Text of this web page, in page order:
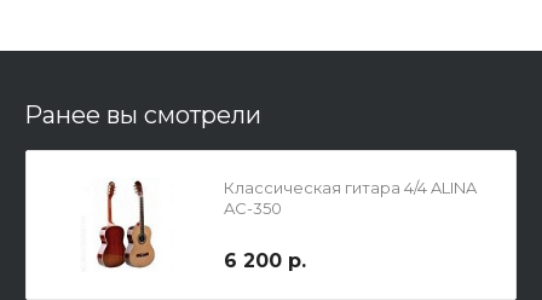
Ранее вы смотрели
Классическая гитара 4/4 ALINA
AC-350
6 200 р.